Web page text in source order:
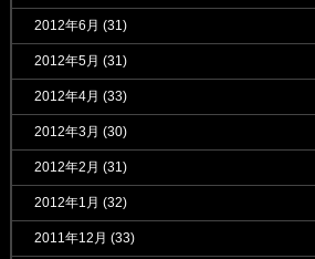
2012年6月 (31)
2012年5月 (31)
2012年4月 (33)
2012年3月 (30)
2012年2月 (31)
2012年1月 (32)
2011年12月 (33)